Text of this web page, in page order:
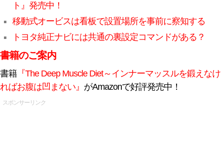
ト』発売中！
移動式オービスは看板で設置場所を事前に察知する
トヨタ純正ナビには共通の裏設定コマンドがある？
書籍のご案内
書籍『The Deep Muscle Diet～インナーマッスルを鍛えなけ
ればお腹は凹まない』 がAmazonで好評発売中！
スポンサーリンク